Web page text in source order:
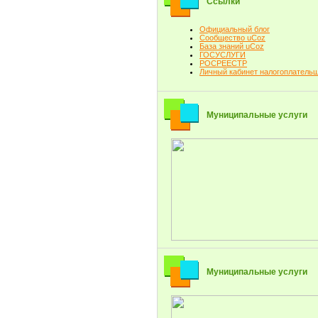
Официальный блог
Сообщество uCoz
База знаний uCoz
ГОСУСЛУГИ
РОСРЕЕСТР
Личный кабинет
Муниципальные услуги
Муниципальные услуги